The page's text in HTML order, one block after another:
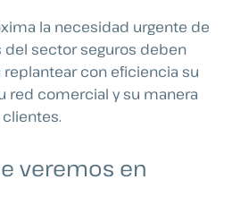
la necesidad urgente de
sector seguros deben
con eficiencia su
red comercial y su manera
veremos en